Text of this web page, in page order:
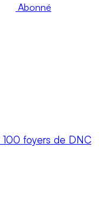
Abonné
100 foyers de DNC